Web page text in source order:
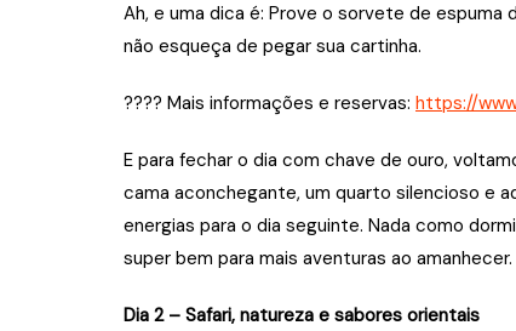
Ah, e uma dica é: Prove o sorvete de
não esqueça de pegar sua cartinha.
???? Mais informações e reservas: https://
E para fechar o dia com chave de ouro,
cama aconchegante, um quarto silencioso e
energias para o dia seguinte. Nada como
super bem para mais aventuras ao amanhecer.
Dia 2 – Safari, natureza e sabores orientais